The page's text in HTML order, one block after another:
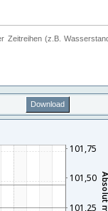
Zeitreihen (z.B.